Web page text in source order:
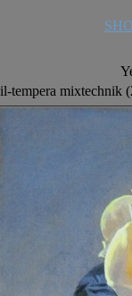
tempera mixtechnik